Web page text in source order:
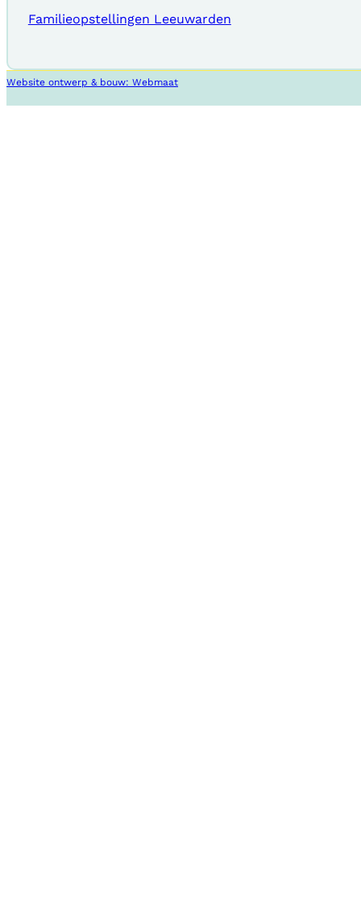
Familieopstellingen Leeuwarden
Website ontwerp & bouw: Webmaat